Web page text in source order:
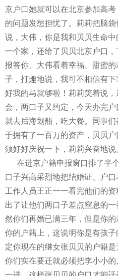
京户口她就可以在北京参加高
的问题发愁担忧了。莉莉把脑
说，大伟，你是我和贝贝生命
一个家，还给了贝贝北京户口
报答你。大伟看着幸福、甜蜜
子，打趣地说，我可不相信有
好我的马就够啦！莉莉笑着说
会，两口子又约定，今天办完
就去后海划船，吃大餐。同事
于拥有了一百万的资产，贝贝
须好好庆祝一下，莉莉兴奋地说
在进京户籍申报窗口排了半
口子兴高采烈地把结婚证、户
工作人员王正一一看完他们的
出了让他们两口子差点窒息的
然你们再婚已满三年，但是你
你的户籍上，这说明你是有孩
定你现在的继女张贝贝的户籍
你们实在要迁就必须把李小小